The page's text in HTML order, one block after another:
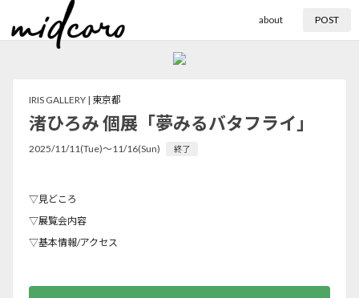
about POST
IRIS GALLERY | 東京都
渚ひろみ 個展「夢みるバタフライ」
2025/11/11(Tue)〜11/16(Sun) 終了
▽見どころ
▽展覧会内容
▽基本情報/アクセス